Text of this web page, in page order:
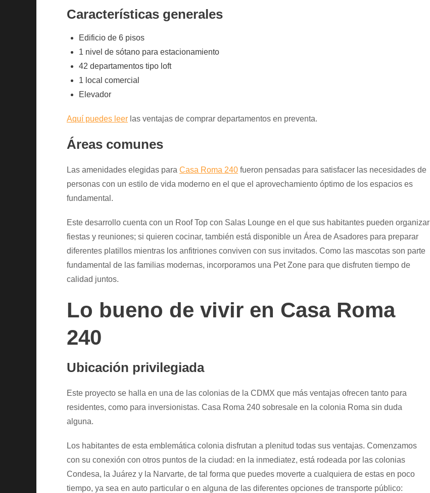
Características generales
Edificio de 6 pisos
1 nivel de sótano para estacionamiento
42 departamentos tipo loft
1 local comercial
Elevador
Aquí puedes leer las ventajas de comprar departamentos en preventa.
Áreas comunes
Las amenidades elegidas para Casa Roma 240 fueron pensadas para satisfacer las necesidades de
personas con un estilo de vida moderno en el que el aprovechamiento óptimo de los espacios es
fundamental.
Este desarrollo cuenta con un Roof Top con Salas Lounge en el que sus habitantes pueden organizar
fiestas y reuniones; si quieren cocinar, también está disponible un Área de Asadores para preparar
diferentes platillos mientras los anfitriones conviven con sus invitados. Como las mascotas son parte
fundamental de las familias modernas, incorporamos una Pet Zone para que disfruten tiempo de
calidad juntos.
Lo bueno de vivir en Casa Roma
240
Ubicación privilegiada
Este proyecto se halla en una de las colonias de la CDMX que más ventajas ofrecen tanto para
residentes, como para inversionistas. Casa Roma 240 sobresale en la colonia Roma sin duda
alguna.
Los habitantes de esta emblemática colonia disfrutan a plenitud todas sus ventajas. Comenzamos
con su conexión con otros puntos de la ciudad: en la inmediatez, está rodeada por las colonias
Condesa, la Juárez y la Narvarte, de tal forma que puedes moverte a cualquiera de estas en poco
tiempo, ya sea en auto particular o en alguna de las diferentes opciones de transporte público: